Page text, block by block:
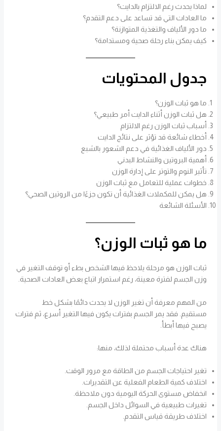
لماذا يحدث رغم الالتزام بالدايت؟
ما العادات التي قد تساعد على دعم التقدم؟
ما دور الألياف والتغذية المتوازنة؟
كيف يمكن بناء رحلة صحية ومستدامة؟
جدول المحتويات
ما هو ثبات الوزن؟
هل ثبات الوزن أثناء الدايت أمر طبيعي؟
أسباب ثبات الوزن رغم الالتزام
أخطاء شائعة قد تؤثر على نتائج الدايت
دور الألياف الغذائية في دعم الشعور بالشبع
أهمية البروتين والنشاط البدني
تأثير النوم والتوتر على إدارة الوزن
خطوات عملية للتعامل مع ثبات الوزن
هل يمكن للمكملات الغذائية أن تكون جزءًا من الروتين الصحي؟
الأسئلة الشائعة
ما هو ثبات الوزن؟
ثبات الوزن هو مرحلة يلاحظ فيها الشخص بطء أو توقف التغير في
وزن الجسم لفترة معينة، رغم استمرار اتباع بعض العادات الصحية.
من المهم معرفة أن تغير الوزن لا يحدث دائمًا بشكل خط
مستقيم. فقد يمر الجسم بفترات يكون فيها التغير أسرع، ثم فترات
يصبح فيها أبطأ.
هناك عدة أسباب محتملة لذلك، منها:
تغير احتياجات الجسم من الطاقة مع مرور الوقت.
اختلاف كمية الطعام الفعلية عن التقديرات.
انخفاض مستوى الحركة اليومية دون ملاحظة.
تغيرات طبيعية في السوائل داخل الجسم.
اختلاف طريقة قياس التقدم.